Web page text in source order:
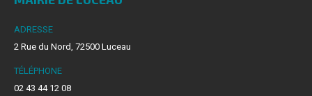
ADRESSE
2 Rue du Nord, 72500 Luceau
TÉLÉPHONE
02 43 44 12 08